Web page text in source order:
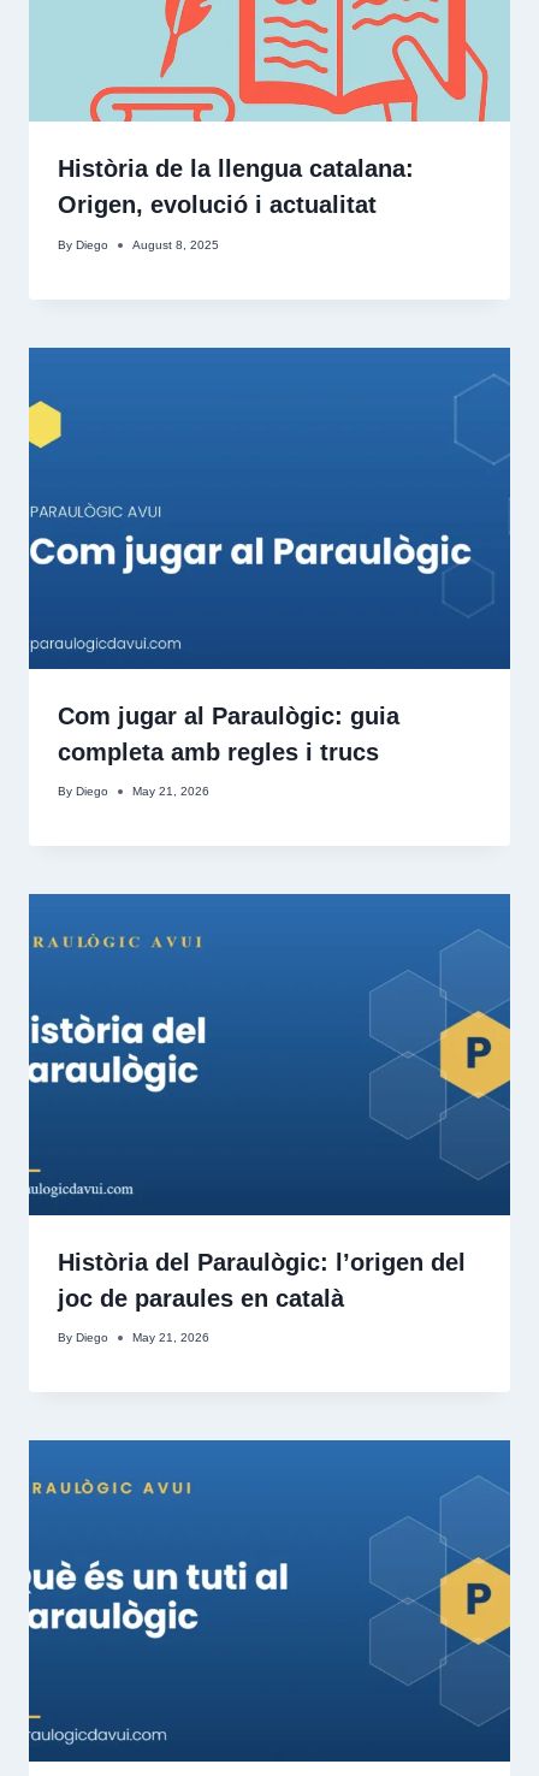
Història de la llengua catalana:
Origen, evolució i actualitat
By Diego August 8, 2025
Com jugar al Paraulògic: guia
completa amb regles i trucs
By Diego May 21, 2026
Història del Paraulògic: l’origen del
joc de paraules en català
By Diego May 21, 2026